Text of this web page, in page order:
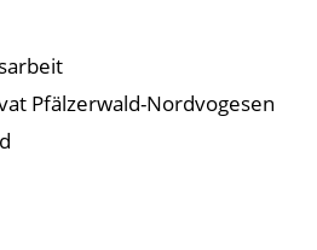
Pfälzerwald-Nordvogesen